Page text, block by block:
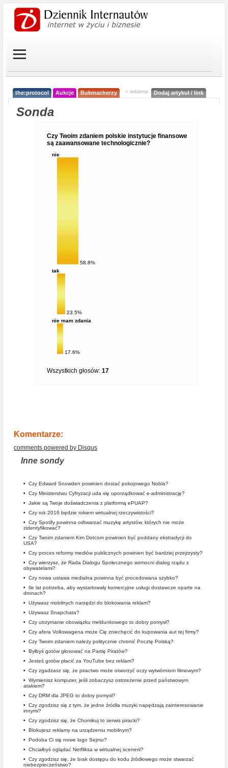
the:protocol Aukcje Bukmacherzy < reklama Dodaj artykuł / link
Sonda
Czy Twoim zdaniem polskie instytucje finansowe
są zaawansowane technologicznie?
nie
58.8%
tak
23.5%
nie mam zdania
17.6%
Wszystkich głosów: 17
Komentarze:
comments powered by Disqus
Inne sondy
• Czy Edward Snowden powinien dostać pokojowego Nobla?
• Czy Ministerstwu Cyfryzacji uda się uporządkować e-administrację?
• Jakie są Twoje doświadczenia z platformą ePUAP?
• Czy rok 2016 będzie rokiem wirtualnej rzeczywistości?
• Czy Spotify powinna odtwarzać muzykę artystów, których nie może
zidentyfikować?
• Czy Twoim zdaniem Kim Dotcom powinien być poddany ekstradycji do
USA?
• Czy proces reformy mediów publicznych powinien być bardziej przejrzysty?
• Czy wierzysz, że Rada Dialogu Społecznego wzmocni dialog rządu z
obywatelami?
• Czy nowa ustawa medialna powinna być procedowana szybko?
• Ile lat potrzeba, aby wystartowały komercyjne usługi dostawcze oparte na
dronach?
• Używasz mobilnych narzędzi do blokowania reklam?
• Używasz Snapchata?
• Czy utrzymanie obowiązku meldunkowego to dobry pomysł?
• Czy afera Volkswagena może Cię zniechęcić do kupowania aut tej firmy?
• Czy Twoim zdaniem należy politycznie chronić Pocztę Polską?
• Byłbyś gotów głosować na Partię Piratów?
• Jesteś gotów płacić za YouTube bez reklam?
• Czy zgadzasz się, że piractwo może otworzyć oczy wytwórniom filmowym?
• Wymienisz komputer, jeśli zobaczysz ostrzeżenie przed państwowym
atakiem?
• Czy DRM dla JPEG to dobry pomysł?
• Czy zgodzisz się z tym, że jedne źródła muzyki napędzają zainteresowanie
innymi?
• Czy zgodzisz się, że Chomikuj to serwis piracki?
• Blokujesz reklamy na urządzeniu mobilnym?
• Podoba Ci się nowe logo Sejmu?
• Chciałbyś oglądać Netfliksa w wirtualnej scenerii?
• Czy zgodzisz się, że brak dostępu do kodu źródłowego może stwarzać
niebezpieczeństwo?